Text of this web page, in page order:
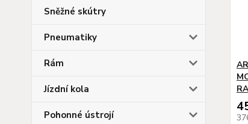
Sněžné skútry
Pneumatiky
Rám
Jízdní kola
Pohonné ústrojí